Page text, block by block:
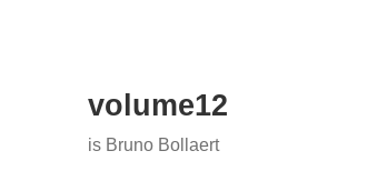
volume12
is Bruno Bollaert